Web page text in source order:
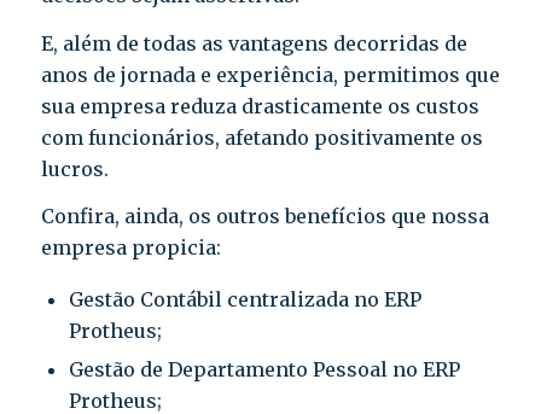
E, além de todas as vantagens decorridas de
anos de jornada e experiência, permitimos que
sua empresa reduza drasticamente os custos
com funcionários, afetando positivamente os
lucros.
Confira, ainda, os outros benefícios que nossa
empresa propicia:
Gestão Contábil centralizada no ERP
Protheus;
Gestão de Departamento Pessoal no ERP
Protheus;